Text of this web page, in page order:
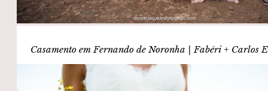
Casamento em Fernando de Noronha | Fabéri + Carlos